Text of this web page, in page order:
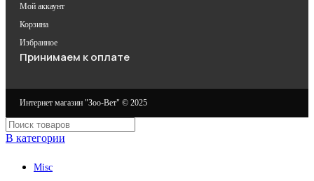
Мой аккаунт
Корзина
Избранное
Принимаем к оплате
Интернет магазин "Зоо-Вет" © 2025
В категории
Misc